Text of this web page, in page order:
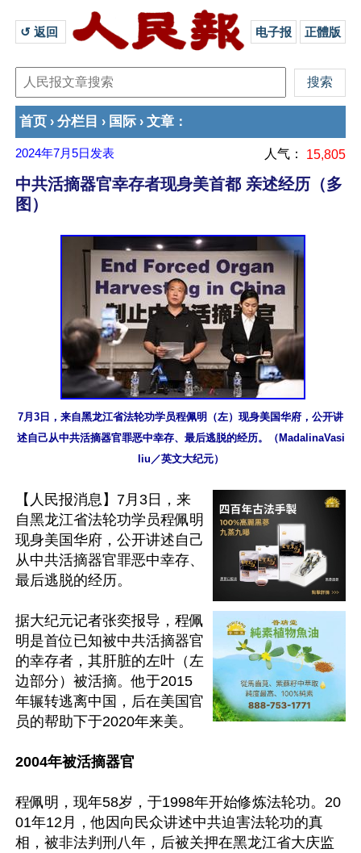
↺ 返回 电子报 正體版
首页 › 分栏目 › 国际 › 文章 ：
2024年7月5日 发表 人气： 15,805
中共活摘器官幸存者现身美首都 亲述经历（多
图）
7月3日，来自黑龙江省法轮功学员程佩明（左）现身美国华府，公开讲
述自己从中共活摘器官罪恶中幸存、最后逃脱的经历。（MadalinaVasi
liu／英文大纪元）
【人民报消息】7月3日，来
自黑龙江省法轮功学员程佩明
现身美国华府，公开讲述自己
从中共活摘器官罪恶中幸存、
最后逃脱的经历。
据大纪元记者张奕报导，程佩
明是首位已知被中共活摘器官
的幸存者，其肝脏的左叶（左
边部分）被活摘。他于2015
年辗转逃离中国，后在美国官
员的帮助下于2020年来美。
2004年被活摘器官
程佩明，现年58岁，于1998年开始修炼法轮功。20
01年12月，他因向民众讲述中共迫害法轮功的真
相，被非法判刑八年，后被关押在黑龙江省大庆监